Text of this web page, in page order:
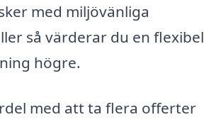
med miljövänliga
så värderar du en flexibel
högre.
med att ta flera offerter